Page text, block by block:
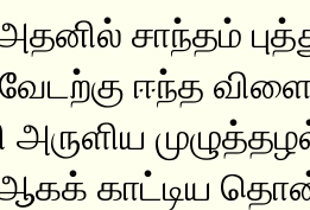
சாந்தம்
ஈந்த
காட்டிய